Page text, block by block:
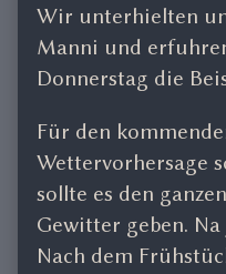
Wir unterhielten
Manni und
Donnerstag die
Für den
Wettervorhersage
sollte es den
Gewitter geben.
Nach dem